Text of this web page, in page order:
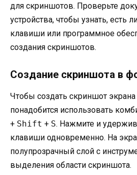
для скриншотов. Проверьте
устройства, чтобы узнать, есть
клавиши или программное
создания скриншотов.
Создание скриншота в
Чтобы создать скриншот
понадобится использовать
+ Shift + S. Нажмите и
клавиши одновременно. На
полупрозрачный слой с
выделения области скриншота.